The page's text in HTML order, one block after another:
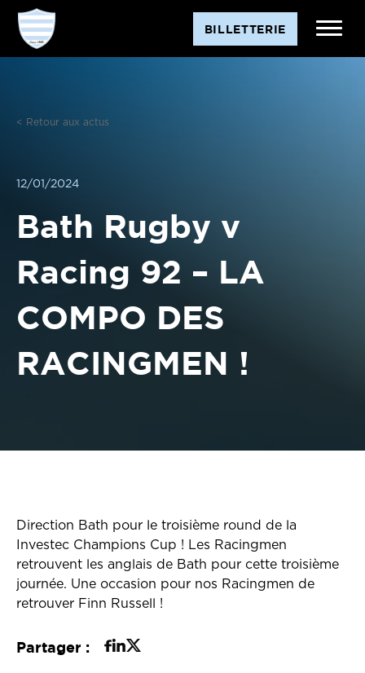
Aller
contenu
BILLETTERIE
< Retour aux actus
12/01/2024
Bath Rugby v
Racing 92 – LA
COMPO DES
RACINGMEN !
Direction Bath pour le troisième round de la
Investec Champions Cup ! Les Racingmen
retrouvent les anglais de Bath pour cette troisième
journée. Une occasion pour nos Racingmen de
retrouver Finn Russell !
Partager :